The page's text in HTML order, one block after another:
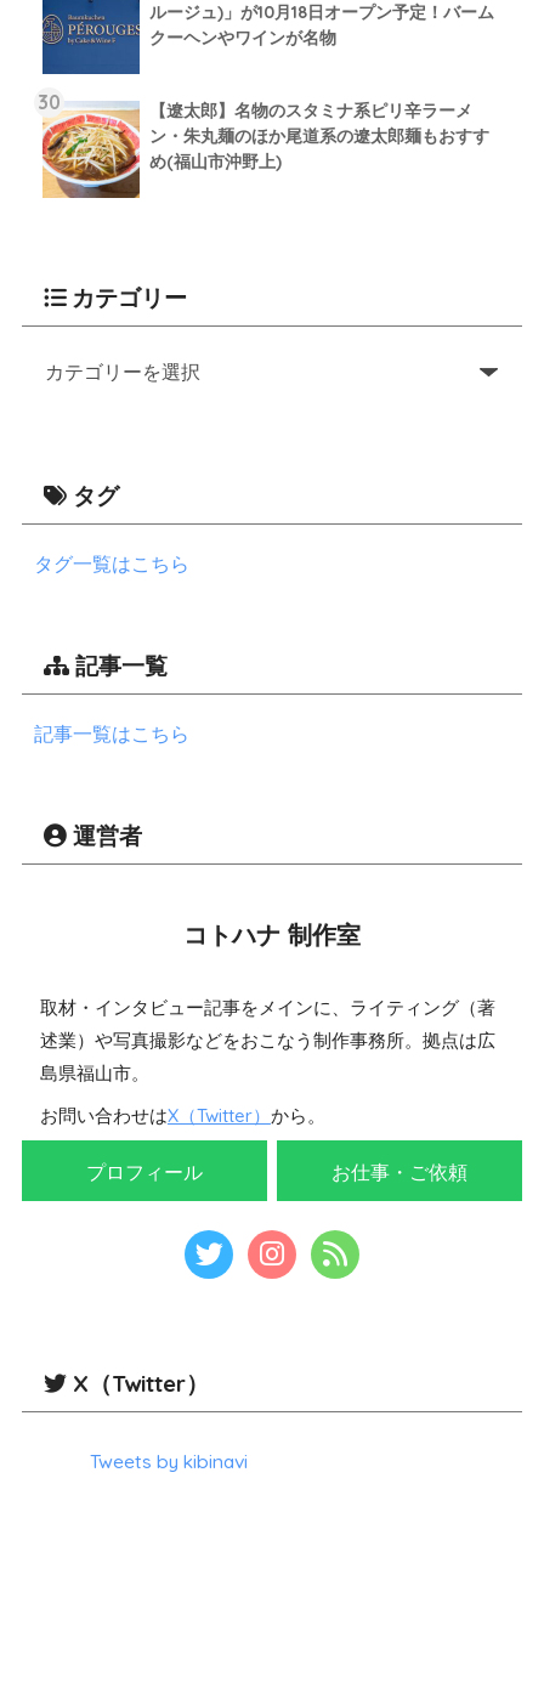
ルージュ)」が10月18日オープン予定！バーム
クーヘンやワインが名物
【遼太郎】名物のスタミナ系ピリ辛ラーメ
ン・朱丸麺のほか尾道系の遼太郎麺もおすす
め(福山市沖野上)
カテゴリー
タグ
タグ一覧はこちら
記事一覧
記事一覧はこちら
運営者
コトハナ 制作室
取材・インタビュー記事をメインに、ライティング（著
述業）や写真撮影などをおこなう制作事務所。拠点は広
島県福山市。
お問い合わせはX（Twitter） から。
プロフィール お仕事・ご依頼
X（Twitter）
Tweets by kibinavi